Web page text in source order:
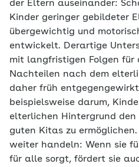
der Eltern auseinander:
Kinder geringer gebildeter
übergewichtig und
entwickelt. Derartige
mit langfristigen Folgen für
Nachteilen nach dem
daher früh
beispielsweise darum,
elterlichen Hintergrund
guten Kitas zu
weiter handeln: Wenn sie
für alle sorgt, fördert sie